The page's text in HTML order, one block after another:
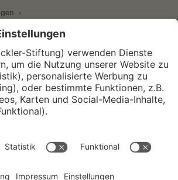
und Sozialwissenschaftliches Institut
für Makroökonomie und